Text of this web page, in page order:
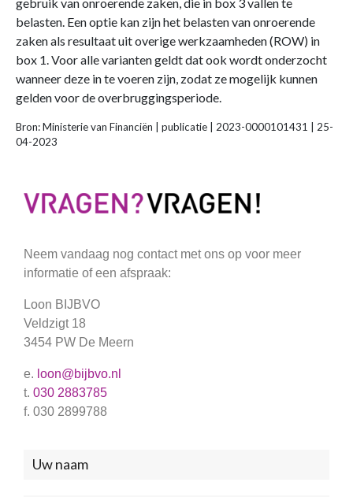
belasten. Een optie kan zijn het belasten van onroerende
zaken als resultaat uit overige werkzaamheden (ROW) in
box 1. Voor alle varianten geldt dat ook wordt onderzocht
wanneer deze in te voeren zijn, zodat ze mogelijk kunnen
gelden voor de overbruggingsperiode.
Bron: Ministerie van Financiën | publicatie | 2023-0000101431 | 25-
04-2023
Neem vandaag nog contact met ons op voor meer
informatie of een afspraak:
Loon BIJBVO
Veldzigt 18
3454 PW De Meern
e. loon@bijbvo.nl
t. 030 2883785
f. 030 2899788
Neem